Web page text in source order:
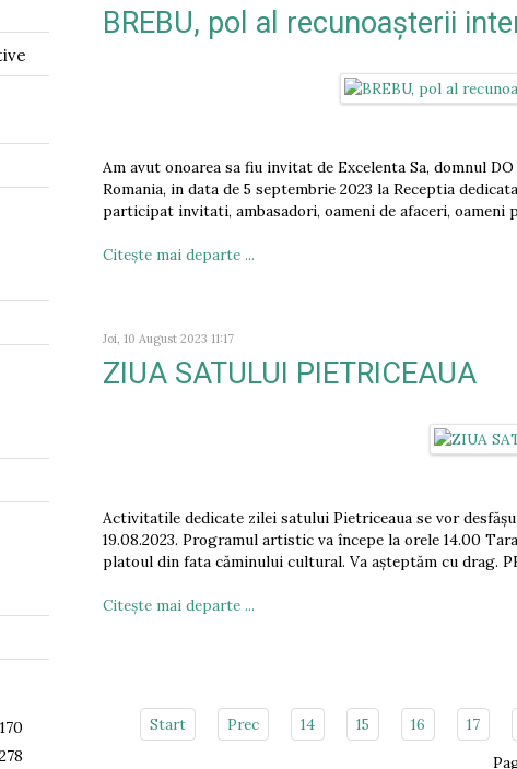
BREBU, pol al recunoașterii
Am avut onoarea sa fiu invitat de Excelenta Sa, domnul
Romania, in data de 5 septembrie 2023 la Receptia
participat invitati, ambasadori, oameni de afaceri,
Citeşte mai departe ...
Joi, 10 August 2023 11:17
ZIUA SATULUI PIETRICEAUA
Activitatile dedicate zilei satului Pietriceaua se vor
19.08.2023. Programul artistic va începe la orele 14.00
platoul din fata căminului cultural. Va așteptăm cu drag.
Citeşte mai departe ...
Start Prec 14 15 16 17
170
278